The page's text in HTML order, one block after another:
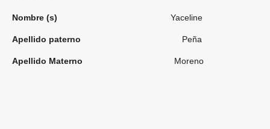
Nombre (s) Yaceline
Apellido paterno Peña
Apellido Materno Moreno